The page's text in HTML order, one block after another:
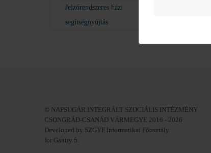
Jelzőrendszeres házi
segítségnyújtás
© NAPSUGÁR INTEGRÁLT SZOCIÁLIS INTÉZMÉNY
CSONGRÁD-CSANÁD VÁRMEGYE 2016 - 2026
Developed by SZGYF Informatikai Főosztály
for Gantry 5.